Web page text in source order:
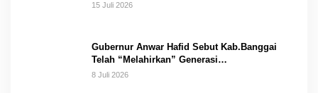
15 Juli 2026
Gubernur Anwar Hafid Sebut Kab.Banggai
Telah “Melahirkan” Generasi…
8 Juli 2026